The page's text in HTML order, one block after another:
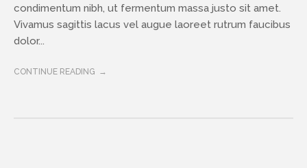
condimentum nibh, ut fermentum massa justo sit amet.
Vivamus sagittis lacus vel augue laoreet rutrum faucibus
dolor...
CONTINUE READING